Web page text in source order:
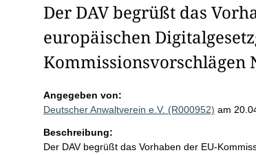
Der DAV begrüßt das
europäischen
Kommissionsvorschlägen
Angegeben von:
Deutscher Anwaltverein e.V. (R000952) am
Beschreibung:
Der DAV begrüßt das Vorhaben der EU-